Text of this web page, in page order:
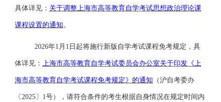
具体详见 ： 关于调整上海市高等教育自学考试思想政治理论课
课程设置的通知。
2026年1月1日起将施行新版自学考试课程免考规定，具
体详见 ： 上海市高等教育自学考试委员会办公室关于印发《上
海市高等教育自学考试课程免考规定》的通知 （沪自考委办
〔 2025〕1号） ， 请符合条件的考生根据自身情况在规定时间内